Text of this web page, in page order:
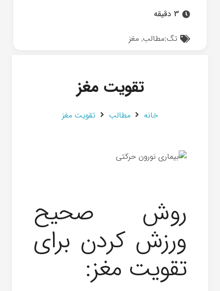
3 دقیقه
تگ:مطالب,مغز
تقویت مغز
خانه مطالب تقویت مغز
روش صحیح
ورزش کردن برای
تقویت مغز: